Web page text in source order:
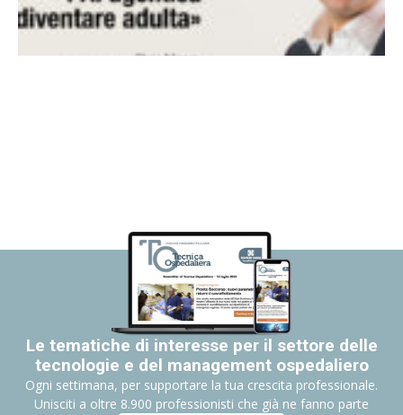
Le tematiche di interesse per il settore delle
tecnologie e del management ospedaliero
Ogni settimana, per supportare la tua crescita professionale.
Unisciti a oltre 8.900 professionisti che già ne fanno parte